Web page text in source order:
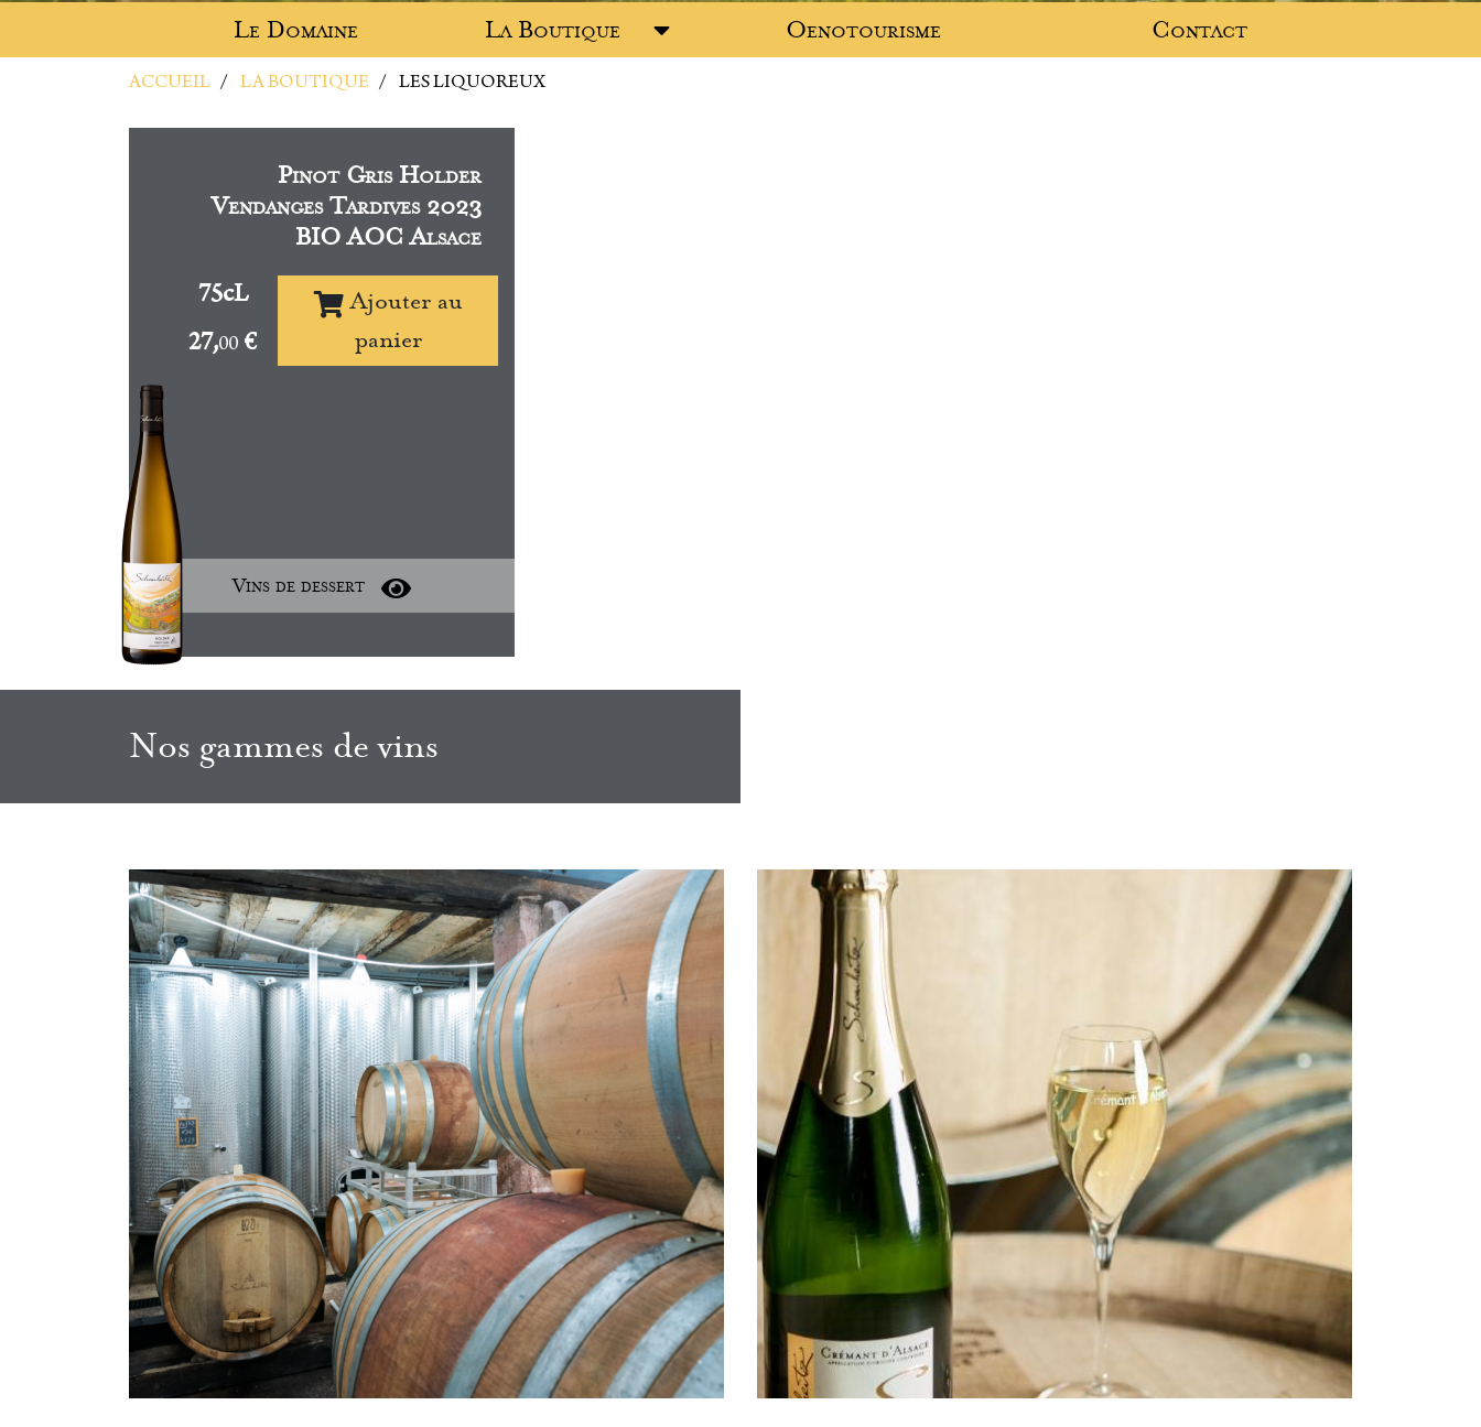
Le Domaine La Boutique Oenotourisme Contact
ACCUEIL LA BOUTIQUE LES LIQUOREUX
Pinot Gris Holder
Vendanges Tardives 2023
BIO AOC Alsace
Vins de dessert
75cL
27,00 €
Ajouter au
panier
Nos gammes de vins
Voir
nos
vins
Voir
nos
vins